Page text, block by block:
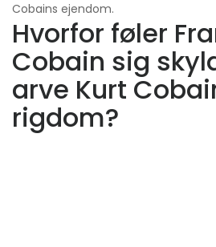
Cobains ejendom.
Hvorfor føler
Cobain sig
arve Kurt
rigdom?